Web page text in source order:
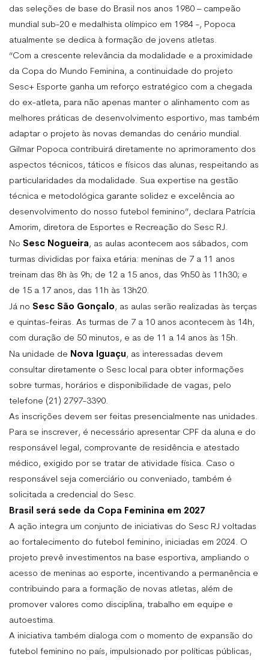
das seleções de base do Brasil nos anos 1980 – campeão
mundial sub-20 e medalhista olímpico em 1984 -, Popoca
atualmente se dedica à formação de jovens atletas.
“Com a crescente relevância da modalidade e a proximidade
da Copa do Mundo Feminina, a continuidade do projeto
Sesc+ Esporte ganha um reforço estratégico com a chegada
do ex-atleta, para não apenas manter o alinhamento com as
melhores práticas de desenvolvimento esportivo, mas também
adaptar o projeto às novas demandas do cenário mundial.
Gilmar Popoca contribuirá diretamente no aprimoramento dos
aspectos técnicos, táticos e físicos das alunas, respeitando as
particularidades da modalidade. Sua expertise na gestão
técnica e metodológica garante solidez e excelência ao
desenvolvimento do nosso futebol feminino”, declara Patrícia
Amorim, diretora de Esportes e Recreação do Sesc RJ.
No Sesc Nogueira, as aulas acontecem aos sábados, com
turmas divididas por faixa etária: meninas de 7 a 11 anos
treinam das 8h às 9h; de 12 a 15 anos, das 9h50 às 11h30; e
de 15 a 17 anos, das 11h às 13h20.
Já no Sesc São Gonçalo, as aulas serão realizadas às terças
e quintas-feiras. As turmas de 7 a 10 anos acontecem às 14h,
com duração de 50 minutos, e as de 11 a 14 anos às 15h.
Na unidade de Nova Iguaçu, as interessadas devem
consultar diretamente o Sesc local para obter informações
sobre turmas, horários e disponibilidade de vagas, pelo
telefone (21) 2797-3390.
As inscrições devem ser feitas presencialmente nas unidades.
Para se inscrever, é necessário apresentar CPF da aluna e do
responsável legal, comprovante de residência e atestado
médico, exigido por se tratar de atividade física. Caso o
responsável seja comerciário ou conveniado, também é
solicitada a credencial do Sesc.
Brasil será sede da Copa Feminina em 2027
A ação integra um conjunto de iniciativas do Sesc RJ voltadas
ao fortalecimento do futebol feminino, iniciadas em 2024. O
projeto prevê investimentos na base esportiva, ampliando o
acesso de meninas ao esporte, incentivando a permanência e
contribuindo para a formação de novas atletas, além de
promover valores como disciplina, trabalho em equipe e
autoestima.
A iniciativa também dialoga com o momento de expansão do
futebol feminino no país, impulsionado por políticas públicas,